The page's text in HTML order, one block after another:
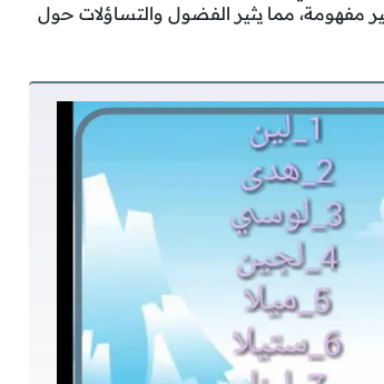
مفهومة، مما يثير الفضول والتساؤلات حول